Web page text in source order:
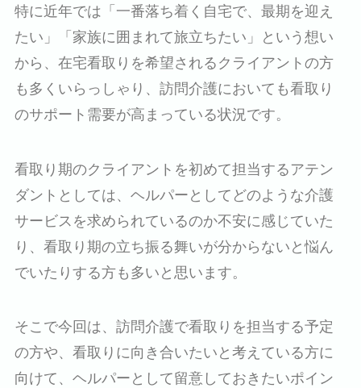
特に近年では「一番落ち着く自宅で、最期を迎え
たい」「家族に囲まれて旅立ちたい」という想い
から、在宅看取りを希望されるクライアントの方
も多くいらっしゃり、訪問介護においても看取り
のサポート需要が高まっている状況です。
看取り期のクライアントを初めて担当するアテン
ダントとしては、ヘルパーとしてどのような介護
サービスを求められているのか不安に感じていた
り、看取り期の立ち振る舞いが分からないと悩ん
でいたりする方も多いと思います。
そこで今回は、訪問介護で看取りを担当する予定
の方や、看取りに向き合いたいと考えている方に
向けて、ヘルパーとして留意しておきたいポイン